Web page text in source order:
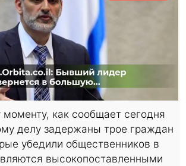
как сообщает сегодня
делу задержаны трое граждан
убедили общественников в
высокопоставленными